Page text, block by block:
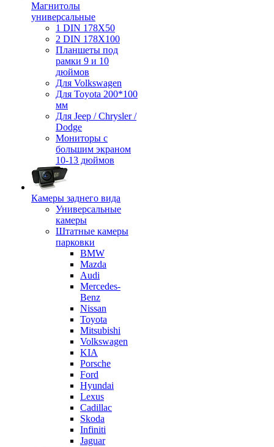
Магнитолы
универсальные
1 DIN 178X50
2 DIN 178X100
Планшеты под
рамки 9 и 10
дюймов
Для Volkswagen
Для Toyota 200*100
мм
Для Jeep / Chrysler /
Dodge
Мониторы с
большим экраном
10-13 дюймов
Камеры заднего вида
Универсальные
камеры
Штатные камеры
парковки
BMW
Mazda
Audi
Mercedes-
Benz
Nissan
Toyota
Mitsubishi
Volkswagen
KIA
Porsche
Ford
Hyundai
Lexus
Cadillac
Skoda
Infiniti
Jaguar